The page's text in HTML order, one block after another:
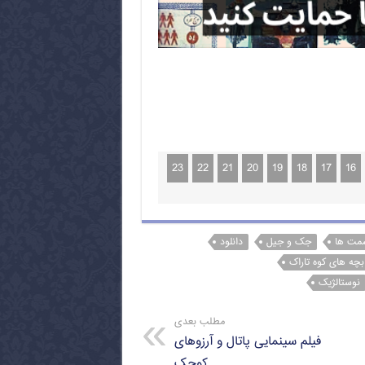
16
17
18
19
20
21
22
23
ها جک و جیل
دانلود
های کوه تاراک
نوستالژیک
مطلب بعدی
فیلم سینمایی پاتال و آرزوهای